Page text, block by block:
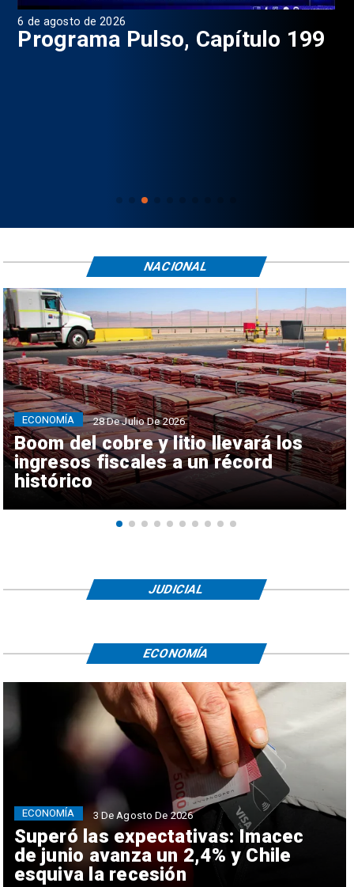
4 de agosto de 2026
Programa Pulso, Capítulo 198
Boom del cobre y litio llevará los
ingresos fiscales a un récord
histórico
ECONOMÍA 28 De Julio De 2026
NACIONAL
JUDICIAL
Superó las expectativas: Imacec
de junio avanza un 2,4% y Chile
esquiva la recesión
ECONOMÍA 3 De Agosto De 2026
ECONOMÍA